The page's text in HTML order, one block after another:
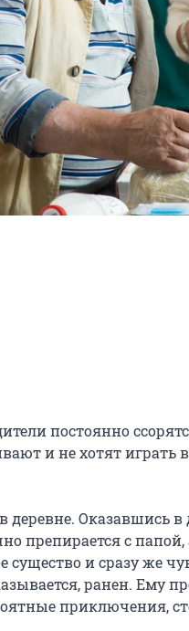
постоянно
и не хотят играть в
деревне. Оказавшись
препирается с
и сразу же
ранен. Ему
приключения,